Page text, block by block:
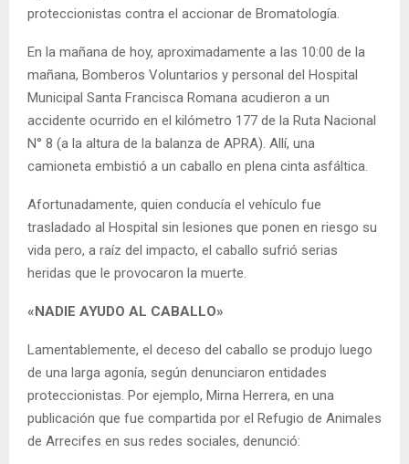
proteccionistas contra el accionar de Bromatología.
En la mañana de hoy, aproximadamente a las 10:00 de la
mañana, Bomberos Voluntarios y personal del Hospital
Municipal Santa Francisca Romana acudieron a un
accidente ocurrido en el kilómetro 177 de la Ruta Nacional
N° 8 (a la altura de la balanza de APRA). Allí, una
camioneta embistió a un caballo en plena cinta asfáltica.
Afortunadamente, quien conducía el vehículo fue
trasladado al Hospital sin lesiones que ponen en riesgo su
vida pero, a raíz del impacto, el caballo sufrió serias
heridas que le provocaron la muerte.
«NADIE AYUDO AL CABALLO»
Lamentablemente, el deceso del caballo se produjo luego
de una larga agonía, según denunciaron entidades
proteccionistas. Por ejemplo, Mirna Herrera, en una
publicación que fue compartida por el Refugio de Animales
de Arrecifes en sus redes sociales, denunció: